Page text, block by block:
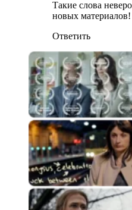
Такие слова
новых материалов!
Ответить